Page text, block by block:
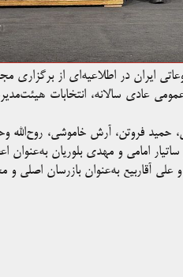
ایران در اطلاعیه‌ای از برگزاری
عادی سالانه، انتخابات
حمید فروتن، آرش خاموشی،
امامی و مهدی بلوریان به‌عنوان
آقاربیع به‌عنوان بازرسان اصلی و